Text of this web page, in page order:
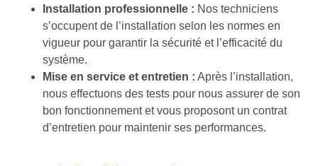
Installation professionnelle : Nos techniciens
s’occupent de l’installation selon les normes en
vigueur pour garantir la sécurité et l’efficacité du
système.
Mise en service et entretien : Après l’installation,
nous effectuons des tests pour nous assurer de son
bon fonctionnement et vous proposont un contrat
d’entretien pour maintenir ses performances.